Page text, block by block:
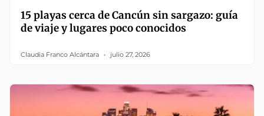
15 playas cerca de Cancún sin sargazo: guía
de viaje y lugares poco conocidos
Claudia Franco Alcántara julio 27, 2026